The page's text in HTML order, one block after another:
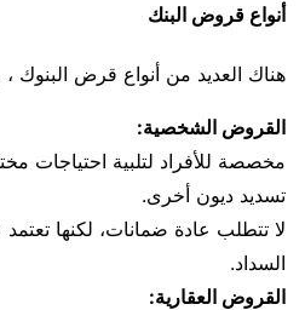
أنواع قروض البنك
هناك العديد من أنواع قرض البنوك
القروض الشخصية:
مخصصة للأفراد لتلبية احتياجات
تسديد ديون أخرى.
لا تتطلب عادة ضمانات، لكنها
السداد.
القروض العقارية: